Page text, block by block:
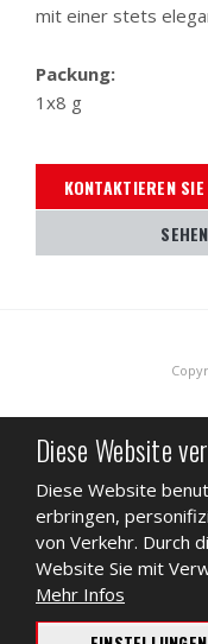
mit einer stets
Packung:
1x8 g
KONTAKTIEREN
Diese Website ist
Diese Website
Diese Website
erbringen,
von Verkehr. Durch
Website Sie mit
Mehr Infos